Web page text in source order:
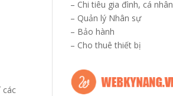
các
– Chi tiêu gia đình, cá nhân
– Quản lý Nhân sự
– Bảo hành
– Cho thuê thiết bị